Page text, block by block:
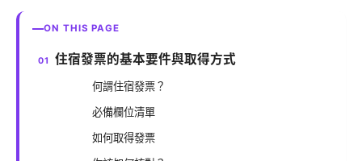
ON THIS PAGE
住宿發票的基本要件與取得方式
何謂住宿發票？
必備欄位清單
如何取得發票